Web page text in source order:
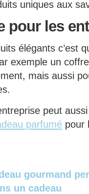
uniques aux
pour les
élégants c’est
exemple un
mais aussi
peut
parfumé pour
gourmand
un cadeau